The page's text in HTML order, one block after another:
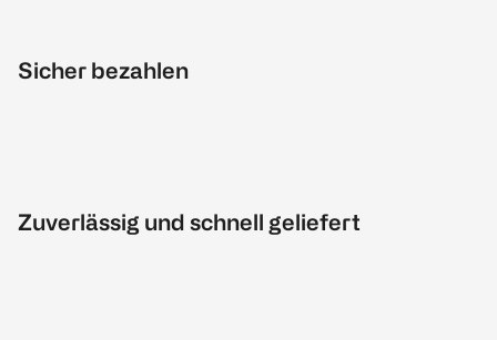
Sicher bezahlen
Zuverlässig und schnell geliefert